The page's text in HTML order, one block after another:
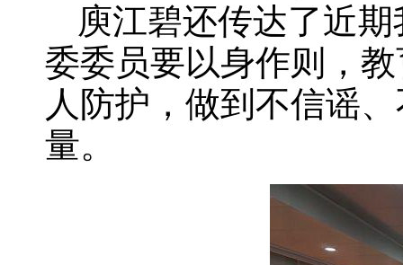
庾江碧还传达了近
委委员要以身作则，
人防护，做到不信谣
量。